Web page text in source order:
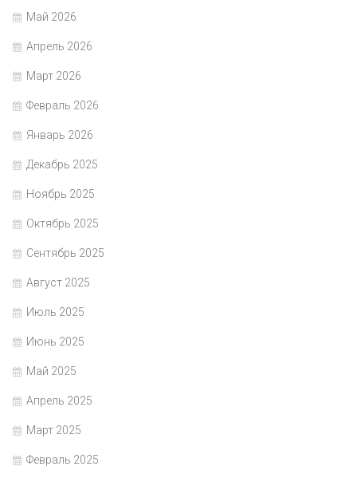
Май 2026
Апрель 2026
Март 2026
Февраль 2026
Январь 2026
Декабрь 2025
Ноябрь 2025
Октябрь 2025
Сентябрь 2025
Август 2025
Июль 2025
Июнь 2025
Май 2025
Апрель 2025
Март 2025
Февраль 2025